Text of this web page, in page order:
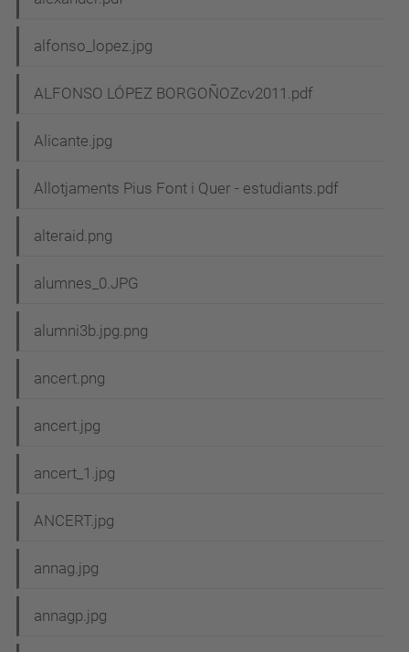
alfonso_lopez.jpg
ALFONSO LÓPEZ BORGOÑOZcv2011.pdf
Alicante.jpg
Allotjaments Pius Font i Quer - estudiants.pdf
alteraid.png
alumnes_0.JPG
alumni3b.jpg.png
ancert.png
ancert.jpg
ancert_1.jpg
ANCERT.jpg
annag.jpg
annagp.jpg